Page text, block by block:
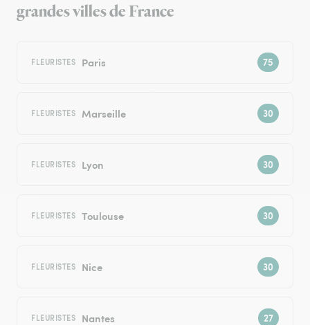
grandes villes de France
FLEURISTES Paris
FLEURISTES Marseille
FLEURISTES Lyon
FLEURISTES Toulouse
FLEURISTES Nice
FLEURISTES Nantes